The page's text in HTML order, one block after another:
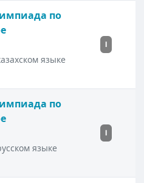
по
языке
I
по
языке
I